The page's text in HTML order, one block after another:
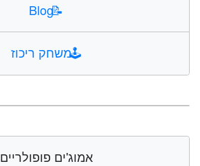
📝
Blog
🕹️משחק ריכוז
אמוג'ים פופולריים